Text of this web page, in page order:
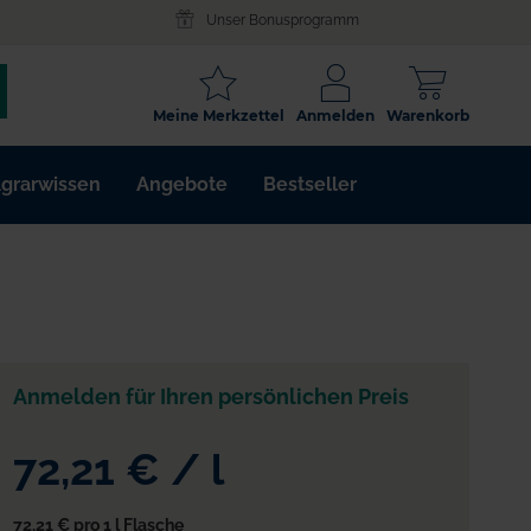
Unser Bonusprogramm
Warenkorb
Anmelden
Meine Merkzettel
Angebote Bestseller
Anmelden für Ihren persönlichen Preis
72,21 € / l
72,21 € pro 1 l Flasche